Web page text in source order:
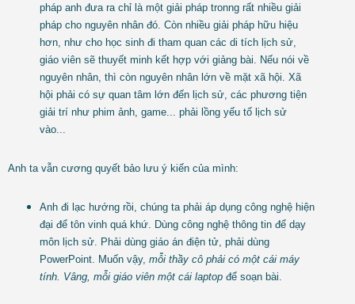
pháp anh đưa ra chỉ là một giải pháp tronng rất nhiều giải
pháp cho nguyên nhân đó. Còn nhiều giải pháp hữu hiệu
hơn, như cho học sinh đi tham quan các di tích lịch sử,
giáo viên sẽ thuyết minh kết hợp với giảng bài. Nếu nói về
nguyên nhân, thì còn nguyên nhân lớn về mặt xã hội. Xã
hội phải có sự quan tâm lớn đến lịch sử, các phương tiện
giải trí như phim ảnh, game... phải lồng yếu tố lịch sử
vào...
Anh ta vẫn cương quyết bảo lưu ý kiến của mình:
Anh đi lạc hướng rồi, chúng ta phải áp dụng công nghệ hiện
đại để tôn vinh quá khứ. Dùng công nghệ thông tin để dạy
môn lịch sử. Phải dùng giáo án điện tử, phải dùng
PowerPoint. Muốn vậy, mỗi thầy cô phải có một cái máy
tính. Vâng, mỗi giáo viên một cái laptopđể soạn bài.